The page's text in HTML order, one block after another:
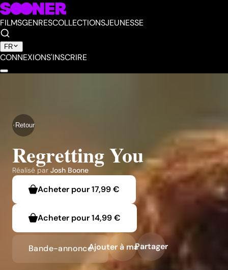
FILMSGENRESCOLLECTIONSJEUNESSE
FR
CONNEXIONS'INSCRIRE
Retour
Regretting You
Réalisé par Josh Boone
Acheter pour17,99 €
Acheter pour14,99 €
Bande-annonceAjouter à ma liste
Partager